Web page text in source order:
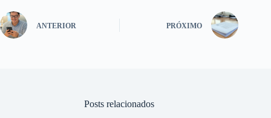
ANTERIOR PRÓXIMO
Posts relacionados